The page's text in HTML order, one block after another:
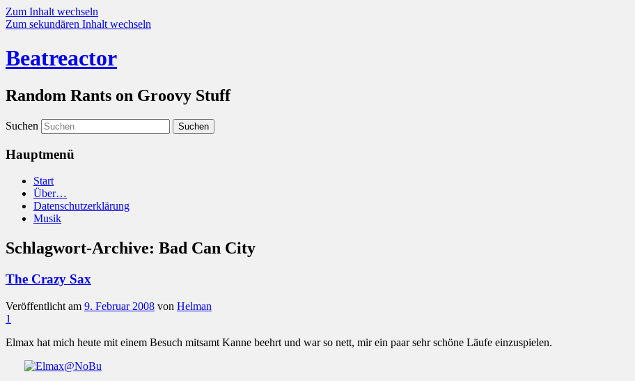
Zum Inhalt wechseln
Zum sekundären Inhalt wechseln
Beatreactor
Random Rants on Groovy Stuff
Suchen
Hauptmenü
Start
Über…
Datenschutzerklärung
Musik
Schlagwort-Archive: Bad Can City
The Crazy Sax
Veröffentlicht am 9. Februar 2008 von Helman
1
Elmax hat mich heute mit einem Besuch mitsamt Kanne beehrt und war so nett, mir ein paar sehr schöne Läufe einzuspielen.